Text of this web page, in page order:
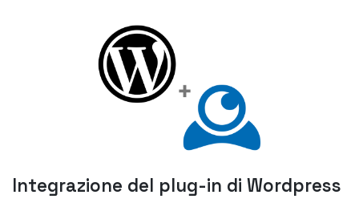
Integrazione del plug-in di Wordpress